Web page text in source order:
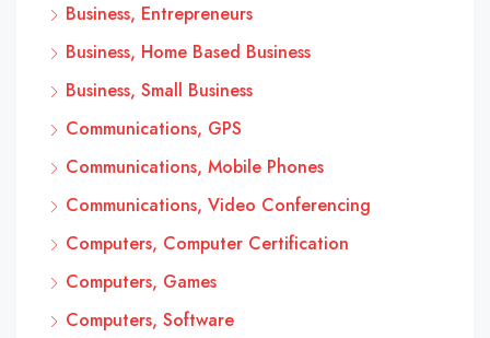
Business, Entrepreneurs
Business, Home Based Business
Business, Small Business
Communications, GPS
Communications, Mobile Phones
Communications, Video Conferencing
Computers, Computer Certification
Computers, Games
Computers, Software